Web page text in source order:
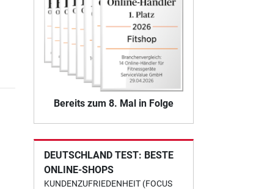
Bereits zum 8. Mal in Folge
DEUTSCHLAND TEST: BESTE
ONLINE-SHOPS
KUNDENZUFRIEDENHEIT (FOCUS